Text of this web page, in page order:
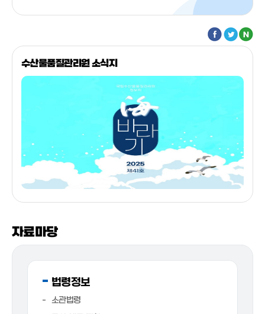
수산물품질관리원 소식지
자료마당
법령정보
소관법령